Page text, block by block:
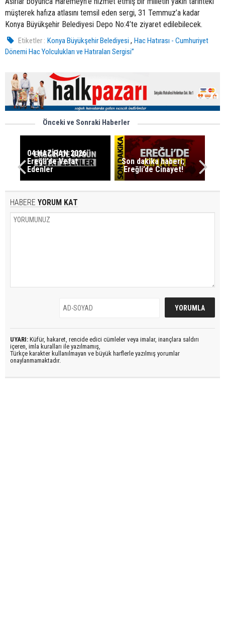
müşterek hafıza atlasını temsil eden sergi, 31 Temmuz’a kadar
Konya Büyükşehir Belediyesi Depo No:4’te ziyaret edilebilecek.
Etiketler : Konya Büyükşehir Belediyesi,Hac Hatırası - Cumhuriyet
Dönemi Hac Yolculukları ve Hatıraları Sergisi”
Önceki ve Sonraki Haberler
04 HAZİRAN 2026
Ereğli’de Vefat
Edenler
Son dakika haberi;
Ereğli’de Cinayet!
HABERE YORUM KAT
UYARI: Küfür, hakaret, rencide edici cümleler veya imalar, inançlara saldırı
içeren, imla kuralları ile yazılmamış,
Türkçe karakter kullanılmayan ve büyük harflerle yazılmış yorumlar
onaylanmamaktadır.